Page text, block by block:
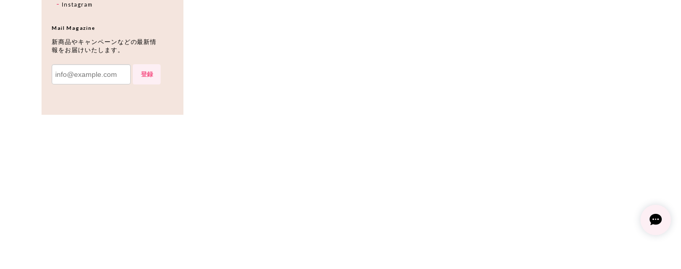
Instagram
Mail Magazine
新商品やキャンペーンなどの最新情
報をお届けいたします。
登録